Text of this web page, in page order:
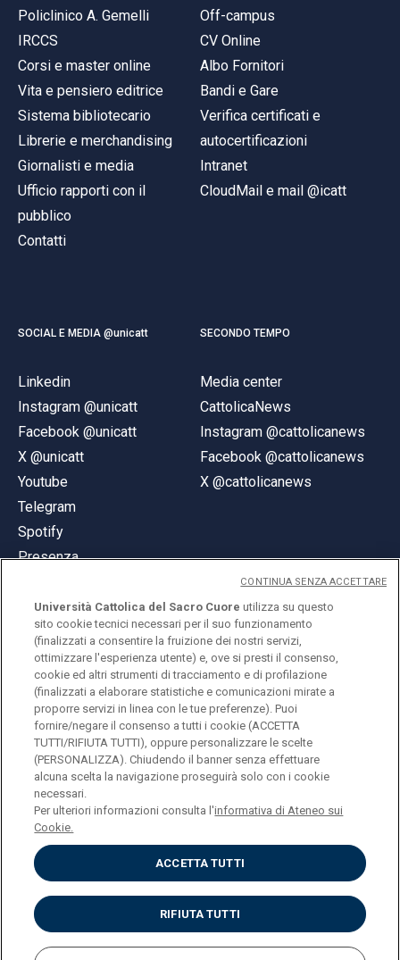
Policlinico A. Gemelli
IRCCS
Corsi e master online
Vita e pensiero editrice
Sistema bibliotecario
Librerie e merchandising
Giornalisti e media
Ufficio rapporti con il
pubblico
Contatti
Off-campus
CV Online
Albo Fornitori
Bandi e Gare
Verifica certificati e
autocertificazioni
Intranet
CloudMail e mail @icatt
SOCIAL E MEDIA @unicatt
Linkedin
Instagram @unicatt
Facebook @unicatt
X @unicatt
Youtube
Telegram
Spotify
Presenza
SECONDO TEMPO
Media center
CattolicaNews
Instagram @cattolicanews
Facebook @cattolicanews
X @cattolicanews
© Università Cattolica del Sacro Cuore
Largo A. Gemelli 1, 20123 Milano
PI 02133120150
ENGLISH
Privacy
Accessibilità
Cookies
Impostazione Cookies
Università Cattolica del Sacro Cuore utilizza su questo
sito cookie tecnici necessari per il suo funzionamento
(finalizzati a consentire la fruizione dei nostri servizi,
ottimizzare l'esperienza utente) e, ove si presti il consenso,
cookie ed altri strumenti di tracciamento e di profilazione
(finalizzati a elaborare statistiche e comunicazioni mirate a
proporre servizi in linea con le tue preferenze). Puoi
fornire/negare il consenso a tutti i cookie (ACCETTA
TUTTI/RIFIUTA TUTTI), oppure personalizzare le scelte
(PERSONALIZZA). Chiudendo il banner senza effettuare
alcuna scelta la navigazione proseguirà solo con i cookie
necessari.
Per ulteriori informazioni consulta l'informativa di Ateneo sui
Cookie.
ACCETTA TUTTI
RIFIUTA TUTTI
CONTINUA SENZA ACCETTARE